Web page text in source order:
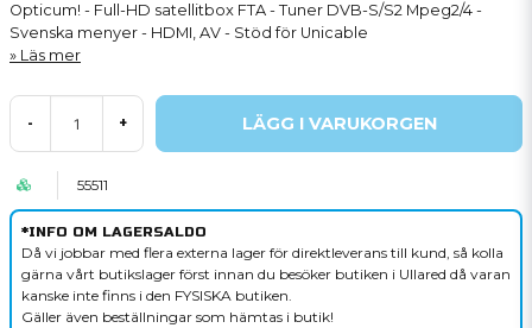
Opticum! - Full-HD satellitbox FTA - Tuner DVB-S/S2 Mpeg2/4 -
Svenska menyer - HDMI, AV - Stöd för Unicable
Läs mer
- + LÄGG I VARUKORGEN
55511
*INFO OM LAGERSALDO
Då vi jobbar med flera externa lager för direktleverans till kund, så kolla
gärna vårt butikslager först innan du besöker butiken i Ullared då varan
kanske inte finns i den FYSISKA butiken.
Gäller även beställningar som hämtas i butik!